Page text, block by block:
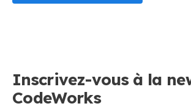
Inscrivez-vous à la
CodeWorks